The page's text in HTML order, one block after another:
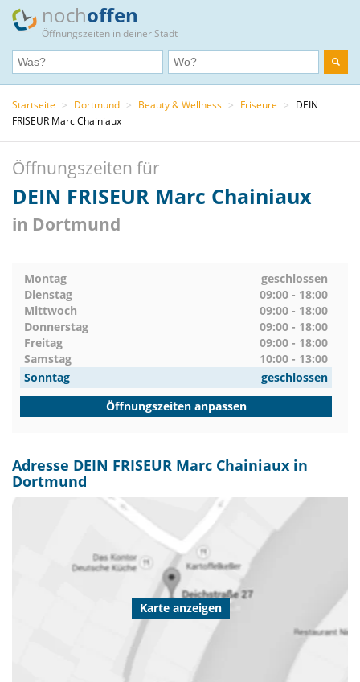
nochoffen
Öffnungszeiten in deiner Stadt
Startseite > Dortmund > Beauty & Wellness > Friseure > DEIN
FRISEUR Marc Chainiaux
Öffnungszeiten für
DEIN FRISEUR Marc Chainiaux
in Dortmund
Montag
geschlossen
Dienstag
09:00 - 18:00
Mittwoch
09:00 - 18:00
Donnerstag
09:00 - 18:00
Freitag
09:00 - 18:00
Samstag
10:00 - 13:00
Sonntag
geschlossen
Öffnungszeiten anpassen
Adresse DEIN FRISEUR Marc Chainiaux in
Dortmund
Karte anzeigen